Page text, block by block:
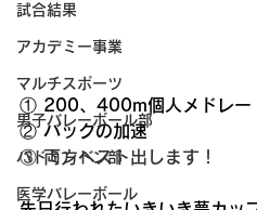
試合結果
アカデミー事業
マルチスポーツ
男子バレーボール部
バドミントン部
医学バレーボール
① 200、400m個人メドレー
② バックの加速
③ 両方ベスト出します！